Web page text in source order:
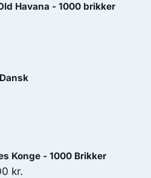
Havana - 1000 brikker
Konge - 1000 Brikker
kr.